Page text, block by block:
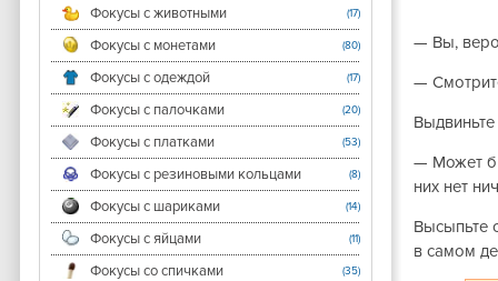
Фокусы с животными (17)
Фокусы с монетами (80)
Фокусы с одеждой (17)
Фокусы с палочками (20)
Фокусы с платками (53)
Фокусы с резиновыми кольцами (8)
Фокусы с шариками (14)
Фокусы с яйцами (11)
Фокусы со спичками (35)
— Вы,
—
— Может
них нет
Высыпьте
в самом